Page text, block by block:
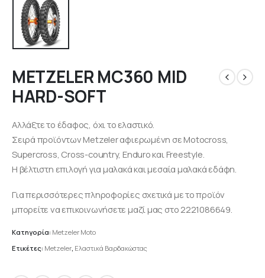
METZELER MC360 MID
HARD-SOFT
Αλλάξτε το έδαφος, όχι το ελαστικό.
Σειρά προϊόντων Metzeler αφιερωμένη σε Motocross,
Supercross, Cross-country, Enduro και Freestyle.
Η βέλτιστη επιλογή για μαλακά και μεσαία μαλακά εδάφη.
Για περισσότερες πληροφορίες σχετικά με το προϊόν
μπορείτε να επικοινωνήσετε μαζί μας στο 2221086649.
Κατηγορία: Metzeler Moto
Ετικέτες: Metzeler, Ελαστικά Βαρδακώστας